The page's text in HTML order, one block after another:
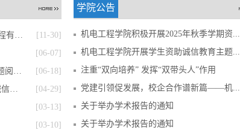
[11-30]
焦作大学与河南省弘力源电力工程有限公司举
[06-07]
[06-18]
机电工程学院开展“未来工匠”主题阅读领航
[04-29]
机电工程学院扎实开展2026年“诚信校园行”
[03-13]
[03-10]
学院公告
机电工程学院积极开展2025年秋季学期资...
机电工程学院开展学生资助诚信教育主题...
注重“双向培养” 发挥“双带头人”作用
党建引领促发展，校企合作谱新篇——机...
关于举办学术报告的通知
关于举办学术报告的通知